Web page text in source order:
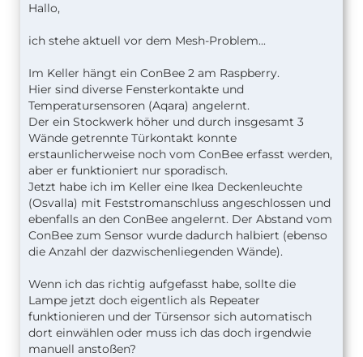
Hallo,
ich stehe aktuell vor dem Mesh-Problem...
Im Keller hängt ein ConBee 2 am Raspberry.
Hier sind diverse Fensterkontakte und
Temperatursensoren (Aqara) angelernt.
Der ein Stockwerk höher und durch insgesamt 3
Wände getrennte Türkontakt konnte
erstaunlicherweise noch vom ConBee erfasst werden,
aber er funktioniert nur sporadisch.
Jetzt habe ich im Keller eine Ikea Deckenleuchte
(Osvalla) mit Feststromanschluss angeschlossen und
ebenfalls an den ConBee angelernt. Der Abstand vom
ConBee zum Sensor wurde dadurch halbiert (ebenso
die Anzahl der dazwischenliegenden Wände).
Wenn ich das richtig aufgefasst habe, sollte die
Lampe jetzt doch eigentlich als Repeater
funktionieren und der Türsensor sich automatisch
dort einwählen oder muss ich das doch irgendwie
manuell anstoßen?